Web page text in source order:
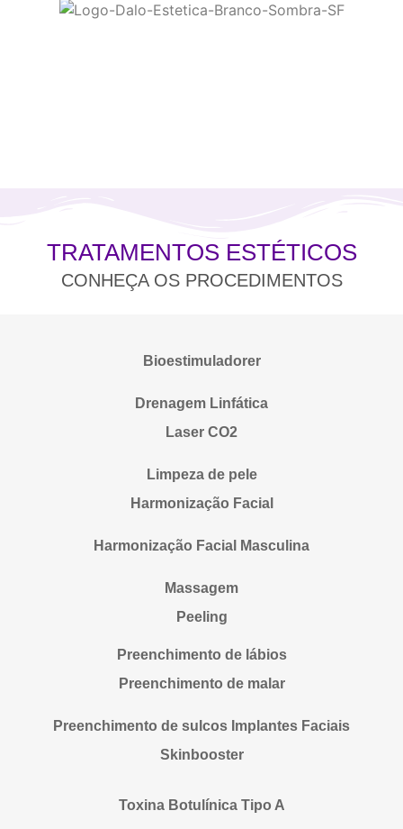
TRATAMENTOS ESTÉTICOS
CONHEÇA OS PROCEDIMENTOS
Bioestimuladorer
Drenagem Linfática
Laser CO2
Limpeza de pele
Harmonização Facial
Harmonização Facial Masculina
Massagem
Peeling
Preenchimento de lábios
Preenchimento de malar
Preenchimento de sulcos Implantes Faciais
Skinbooster
Toxina Botulínica Tipo A